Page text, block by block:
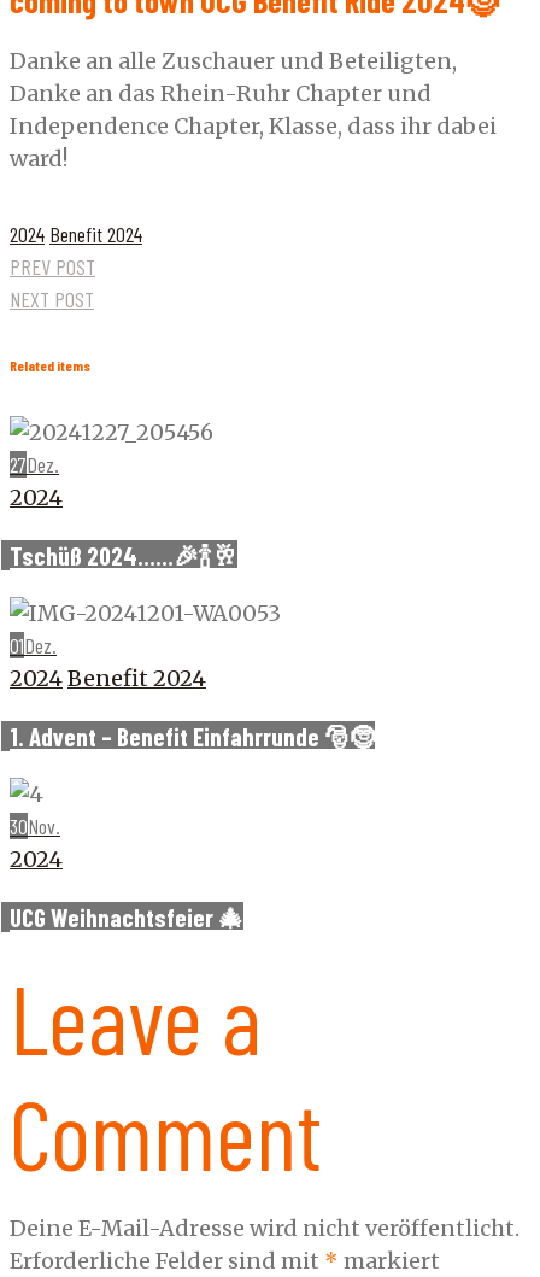
Danke an alle Zuschauer und Beteiligten,
Danke an das Rhein-Ruhr Chapter und
Independence Chapter, Klasse, dass ihr dabei
ward!
2024 Benefit 2024
PREV POST
NEXT POST
Related items
27Dez.
2024
Tschüß 2024……🎉🍾🥂
01Dez.
2024Benefit 2024
1. Advent – Benefit Einfahrrunde 🎅🤶
30Nov.
2024
UCG Weihnachtsfeier 🎄
Leave a
Comment
Deine E-Mail-Adresse wird nicht veröffentlicht.
Erforderliche Felder sind mit * markiert